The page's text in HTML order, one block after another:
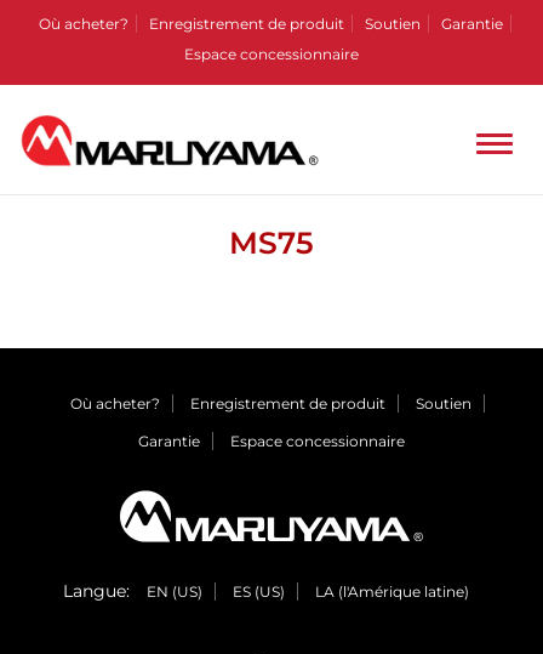
Où acheter? Enregistrement de produit Soutien
Garantie
Espace concessionnaire
MS75
Où acheter? Enregistrement de produit Soutien
Garantie Espace concessionnaire
Langue: EN (US) ES (US) LA (l'Amérique latine)